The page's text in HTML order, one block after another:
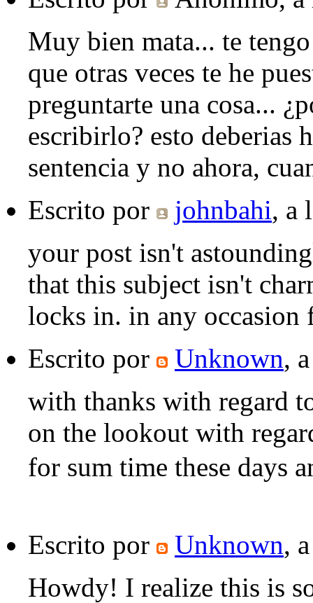
Muy bien mata... te
que otras veces te he
preguntarte una cosa...
escribirlo? esto deberias
sentencia y no ahora,
Escrito por
johnbahi, a
your post isn't
that this subject isn't
locks in. in any
Escrito por
Unknown,
with thanks with regard
on the lookout with
for sum time these days
Escrito por Unknown,
Howdy! I realize this is